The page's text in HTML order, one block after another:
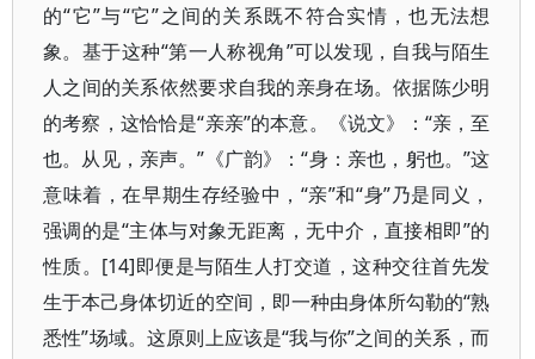
的“它”与“它”之间的关系既不符合实情，也无法想
象。基于这种“第一人称视角”可以发现，自我与陌生
人之间的关系依然要求自我的亲身在场。依据陈少明
的考察，这恰恰是“亲亲”的本意。《说文》：“亲，至
也。从见，亲声。”《广韵》：“身：亲也，躬也。”这
意味着，在早期生存经验中，“亲”和“身”乃是同义，
强调的是“主体与对象无距离，无中介，直接相即”的
性质。[14]即便是与陌生人打交道，这种交往首先发
生于本己身体切近的空间，即一种由身体所勾勒的“熟
悉性”场域。这原则上应该是“我与你”之间的关系，而